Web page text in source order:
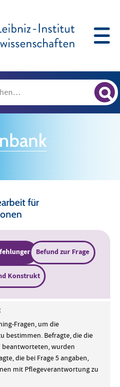
für
Befund zur Frage
Konstrukt
Fragen, um die
bestimmen. Befragte, die die
beantworteten, wurden
die bei Frage 5 angaben,
mit Pflegeverantwortung zu